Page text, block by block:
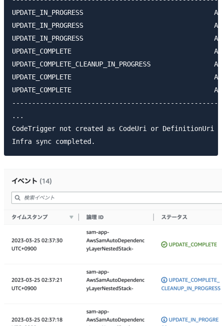
UPDATE_IN_PROGRESS
UPDATE_IN_PROGRESS
UPDATE_IN_PROGRESS
UPDATE_COMPLETE
UPDATE_COMPLETE
UPDATE_COMPLETE
...
CodeTrigger not created as CodeUri or DefinitionUri